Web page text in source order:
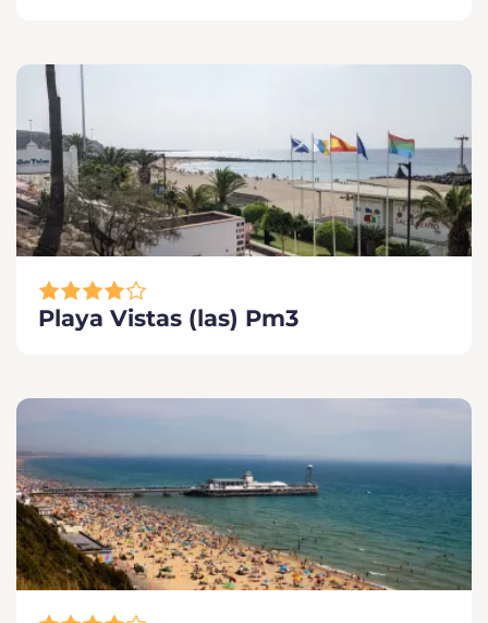
Playa Vistas (las) Pm3